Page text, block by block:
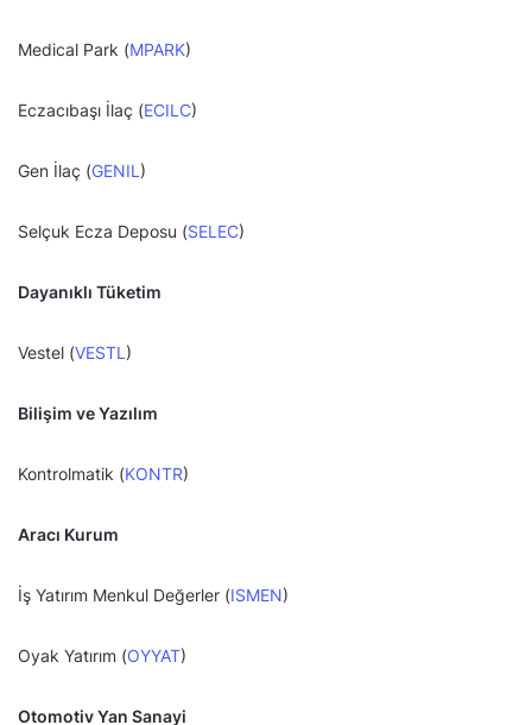
Medical Park (MPARK)
Eczacıbaşı İlaç (ECILC)
Gen İlaç (GENIL )
Selçuk Ecza Deposu (SELEC)
Dayanıklı Tüketim
Vestel (VESTL )
Bilişim ve Yazılım
Kontrolmatik (KONTR)
Aracı Kurum
İş Yatırım Menkul Değerler (ISMEN)
Oyak Yatırım (OYYAT)
Otomotiv Yan Sanayi